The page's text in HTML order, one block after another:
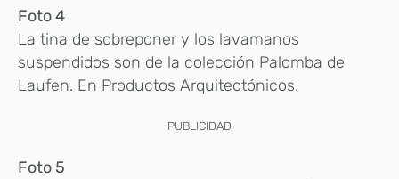
Foto 4
La tina de sobreponer y los lavamanos
suspendidos son de la colección Palomba de
Laufen. En Productos Arquitectónicos.
PUBLICIDAD
Foto 5